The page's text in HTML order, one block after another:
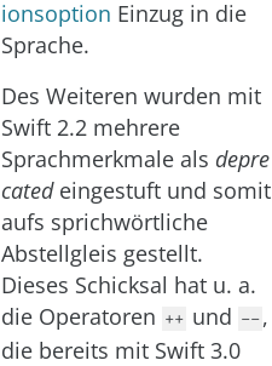
ionsoption Einzug in die
Sprache.
Des Weiteren wurden mit
Swift 2.2 mehrere
Sprachmerkmale als depre
catedeingestuft und somit
aufs sprichwörtliche
Abstellgleis gestellt.
Dieses Schicksal hat u. a.
die Operatoren ++ und --,
die bereits mit Swift 3.0